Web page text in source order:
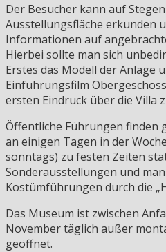
Der Besucher kann auf
Ausstellungsfläche erkunden
Informationen auf
Hierbei sollte man sich
Erstes das Modell der Anlage
Einführungsfilm
ersten Eindruck über die Villa
Öffentliche Führungen finden
an einigen Tagen in der
sonntags) zu festen Zeiten
Sonderausstellungen und
Kostümführungen durch die
Das Museum ist zwischen
November täglich außer
geöffnet.